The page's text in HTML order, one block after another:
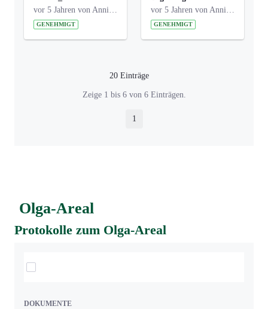
vor 5 Jahren von Anni Schlumberger
GENEHMIGT
vor 5 Jahren von Anni Schlumberger
GENEHMIGT
20 Einträge
Pro Seite
Zeige 1 bis 6 von 6 Einträgen.
Seite
1
Olga-Areal
Protokolle zum Olga-Areal
DOKUMENTE